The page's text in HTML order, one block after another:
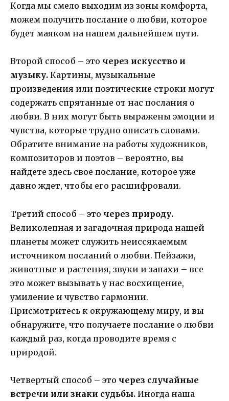
Когда мы смело выходим из зоны комфорта,
можем получить послание о любви, которое
будет маяком на нашем дальнейшем пути.
Второй способ – это через искусство и
музыку. Картины, музыкальные
произведения или поэтические строки могут
содержать спрятанные от нас послания о
любви. В них могут быть выражены эмоции и
чувства, которые трудно описать словами.
Обратите внимание на работы художников,
композиторов и поэтов – вероятно, вы
найдете здесь свое послание, которое уже
давно ждет, чтобы его расшифровали.
Третий способ – это через природу.
Великолепная и загадочная природа нашей
планеты может служить неиссякаемым
источником посланий о любви. Пейзажи,
животные и растения, звуки и запахи – все
это может вызывать у нас восхищение,
умиление и чувство гармонии.
Присмотритесь к окружающему миру, и вы
обнаружите, что получаете послание о любви
каждый раз, когда проводите время с
природой.
Четвертый способ – это через случайные
встречи или знаки судьбы. Иногда наша